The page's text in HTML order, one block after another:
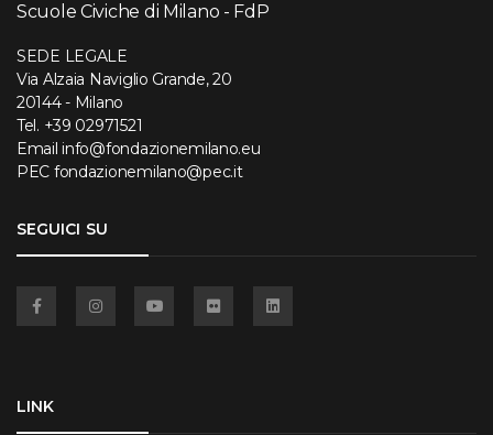
Scuole Civiche di Milano - FdP
SEDE LEGALE
Via Alzaia Naviglio Grande, 20
20144 - Milano
Tel. +39 02971521
Email info@fondazionemilano.eu
PEC fondazionemilano@pec.it
SEGUICI SU
LINK